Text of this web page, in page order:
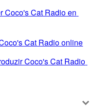
Coco's Cat Radio en
Cat Radio online
Coco's Cat Radio